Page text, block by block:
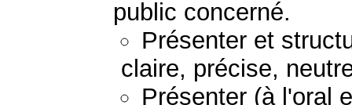
public concerné.
Présenter et
claire, précise,
Présenter (à l'oral